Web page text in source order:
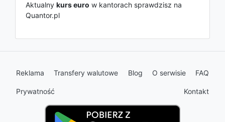
Aktualny kurs euro w kantorach sprawdzisz na
Quantor.pl
Reklama Transfery walutowe Blog O serwisie FAQ
Prywatność Kontakt